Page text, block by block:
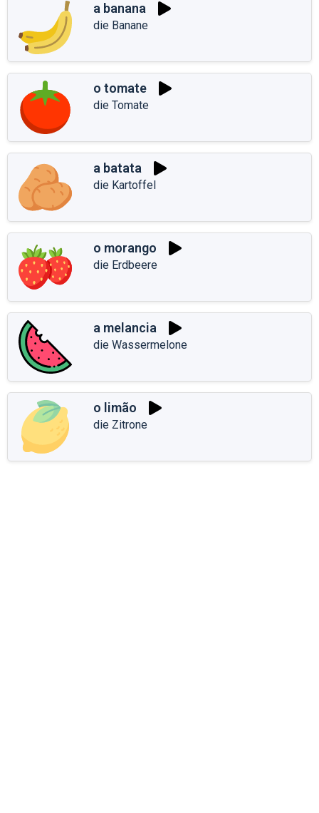
a banana
die Banane
o tomate
die Tomate
a batata
die Kartoffel
o morango
die Erdbeere
a melancia
die Wassermelone
o limão
die Zitrone